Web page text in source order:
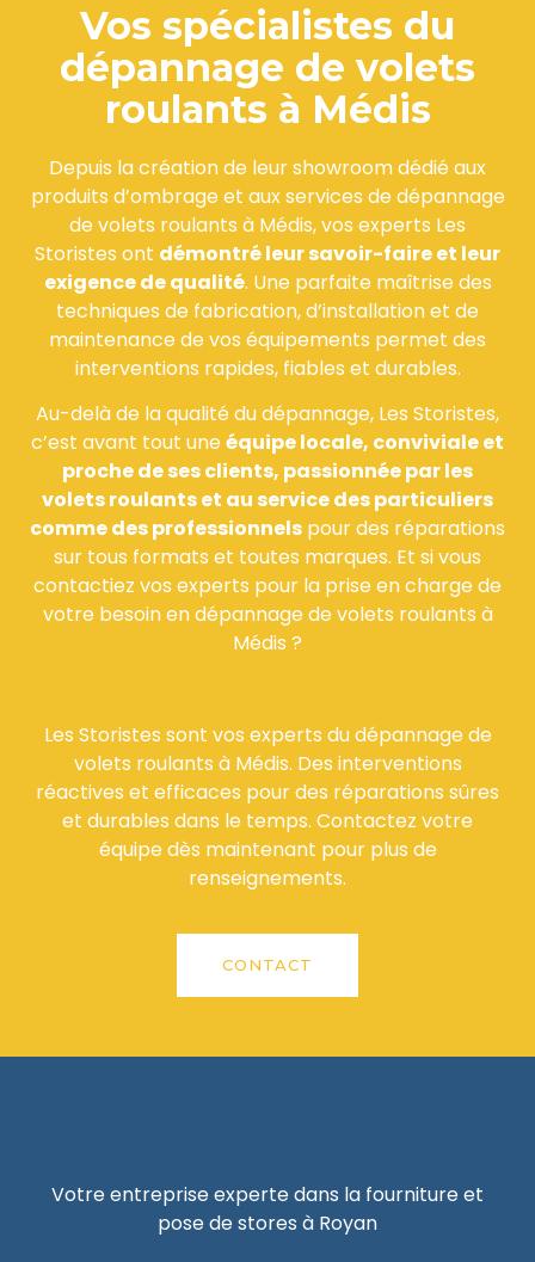
Vos spécialistes du
dépannage de volets
roulants à Médis
Depuis la création de leur showroom dédié aux
produits d’ombrage et aux services de dépannage
de volets roulants à Médis, vos experts Les
Storistes ont démontré leur savoir-faire et leur
exigence de qualité. Une parfaite maîtrise des
techniques de fabrication, d’installation et de
maintenance de vos équipements permet des
interventions rapides, fiables et durables.
Au-delà de la qualité du dépannage, Les Storistes,
c’est avant tout uneéquipe locale, conviviale et
proche de ses clients, passionnée par les
volets roulants et au service des particuliers
comme des professionnels pour des réparations
sur tous formats et toutes marques. Et si vous
contactiez vos experts pour la prise en charge de
votre besoin en dépannage de volets roulants à
Médis ?
Les Storistes sont vos experts du dépannage de
volets roulants à Médis. Des interventions
réactives et efficaces pour des réparations sûres
et durables dans le temps. Contactez votre
équipe dès maintenant pour plus de
renseignements.
CONTACT
Votre entreprise experte dans la fourniture et
pose de stores à Royan